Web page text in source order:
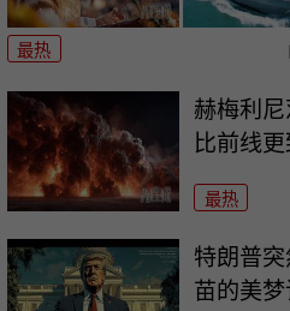
最热
赫梅利
比前线
最热
特朗普
苗的美梦